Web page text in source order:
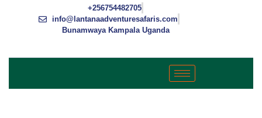
+256754482705
info@lantanaadventuresafaris.com
Bunamwaya Kampala Uganda